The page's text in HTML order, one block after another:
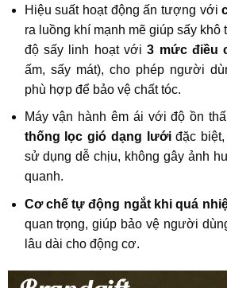
Hiệu suất hoạt động ấn tượng với
ra luồng khí mạnh mẽ giúp sấy khô
độ sấy linh hoạt với3 mức điều
ấm, sấy mát), cho phép người
phù hợp để bảo vệ chất tóc.
Máy vận hành êm ái với độ ồn
thống lọc gió dạng lướiđặc biệt,
sử dụng dễ chịu, không gây ảnh
quanh.
Cơ chế tự động ngắt khi quá
quan trọng, giúp bảo vệ người
lâu dài cho động cơ.